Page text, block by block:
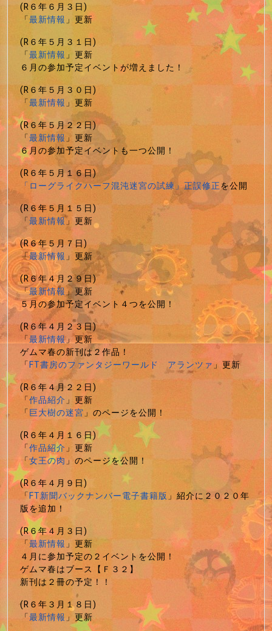
(R６年６月３日)
「最新情報」更新
(R６年５月３１日)
「最新情報」更新
６月の参加予定イベントが増えました！
(R６年５月３０日)
「最新情報」更新
(R６年５月２２日)
「最新情報」更新
６月の参加予定イベントも一つ公開！
(R６年５月１６日)
「ローグライクハーフ混沌迷宮の試練」正誤修正を公開
(R６年５月１５日)
「最新情報」更新
(R６年５月７日)
「最新情報」更新
(R６年４月２９日)
「最新情報」更新
５月の参加予定イベント４つを公開！
(R６年４月２３日)
「最新情報」更新
ゲムマ春の新刊は２作品！
「FT書房のファンタジーワールド アランツァ」更新
(R６年４月２２日)
「作品紹介」更新
「巨大樹の迷宮」のページを公開！
(R６年４月１６日)
「作品紹介」更新
「女王の肉」のページを公開！
(R６年４月９日)
「FT新聞バックナンバー電子書籍版」紹介に２０２０年
版を追加！
(R６年４月３日)
「最新情報」更新
４月に参加予定の２イベントを公開！
ゲムマ春はブース【Ｆ３２】
新刊は２冊の予定！！
(R６年３月１８日)
「最新情報」更新